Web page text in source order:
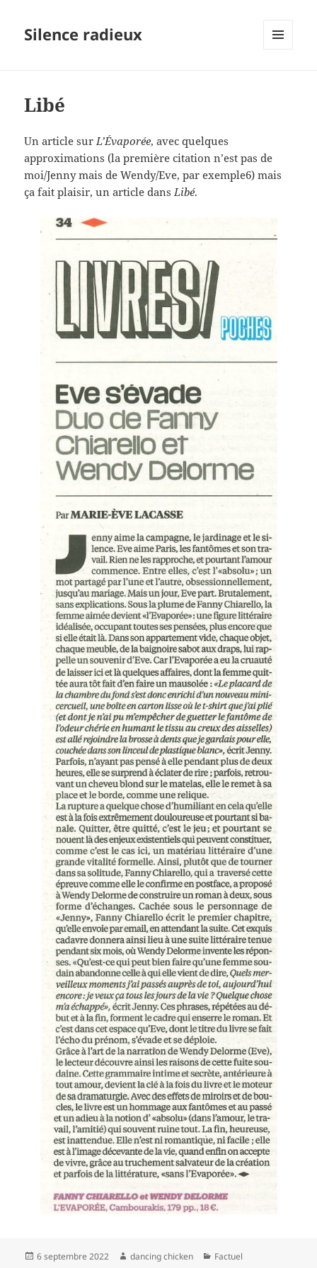
Silence radieux
Libé
Un article surL’Évaporée, avec quelques
approximations (la première citation n’est pas de
moi/Jenny mais de Wendy/Eve, par exemple6) mais
ça fait plaisir, un article dansLibé.
Publié
6 septembre 2022 Auteur
dancing chicken Catégories
Factuel